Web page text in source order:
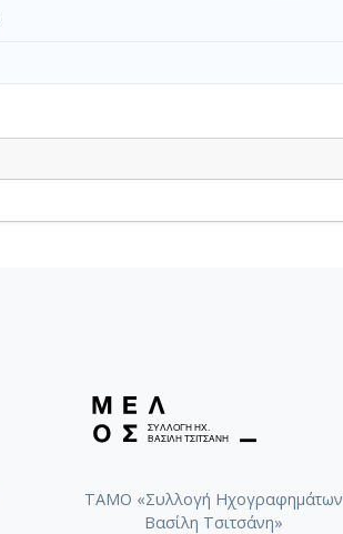
ΤΑΜΟ «Συλλογή Ηχογραφημάτων
Βασίλη Τσιτσάνη»